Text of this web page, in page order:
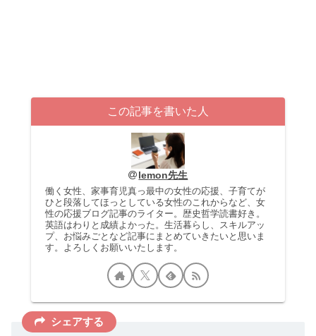
この記事を書いた人
lemon先生
働く女性、家事育児真っ最中の女性の応援、子育てが
ひと段落してほっとしている女性のこれからなど、女
性の応援ブログ記事のライター。歴史哲学読書好き。
英語はわりと成績よかった。生活暮らし、スキルアッ
プ、お悩みごとなど記事にまとめていきたいと思いま
す。よろしくお願いいたします。
シェアする